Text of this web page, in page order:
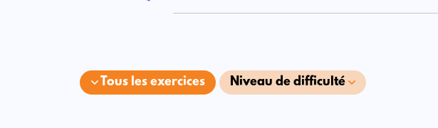
Tous les exercices Niveau de difficulté